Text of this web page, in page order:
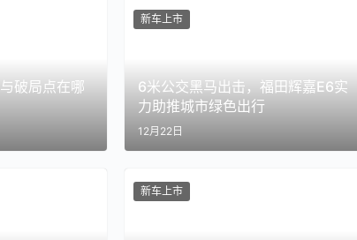
破局点在哪
6米公交黑马出击，福田辉嘉E6实
力助推城市绿色出行
12月22日
新车上市
新车上市